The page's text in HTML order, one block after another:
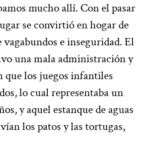
mucho allí. Con el pasar
se convirtió en hogar de
e inseguridad. El
una mala administración y
que los juegos infantiles
lo cual representaba un
y aquel estanque de aguas
los patos y las tortugas,